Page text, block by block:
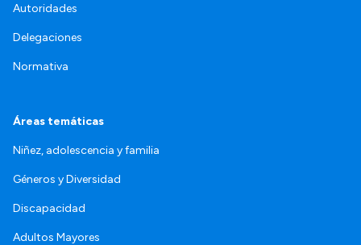
Autoridades
Delegaciones
Normativa
Áreas temáticas
Niñez, adolescencia y familia
Géneros y Diversidad
Discapacidad
Adultos Mayores